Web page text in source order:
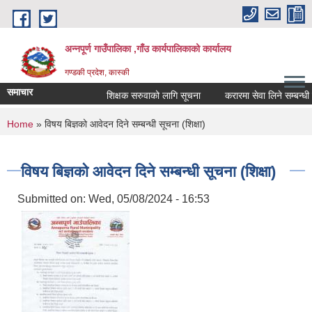
Skip to main content
अन्नपूर्ण गाउँपालिका ,गाँउ कार्यपालिकाको कार्यालय
गण्डकी प्रदेश, कास्की
समाचार शिक्षक सरुवाको लागि सूचना करारमा सेवा लिने सम्बन्धी
You are here
Home » विषय बिज्ञको आवेदन दिने सम्बन्धी सूचना (शिक्षा)
विषय बिज्ञको आवेदन दिने सम्बन्धी सूचना (शिक्षा)
Submitted on: Wed, 05/08/2024 - 16:53